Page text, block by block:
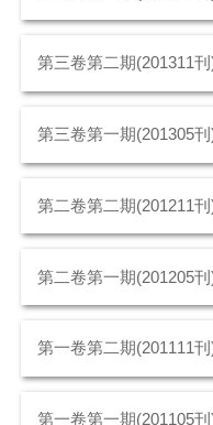
第三卷第二期(201311刊
第三卷第一期(201305刊
第二卷第二期(201211刊
第二卷第一期(201205刊
第一卷第二期(201111刊
第一卷第一期(201105刊